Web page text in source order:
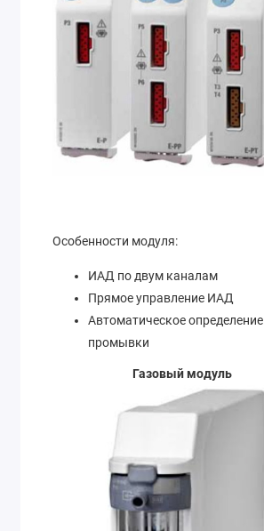
Особенности модуля:
ИАД по двум каналам
Прямое управление ИАД
Автоматическое определение
промывки
Газовый модуль